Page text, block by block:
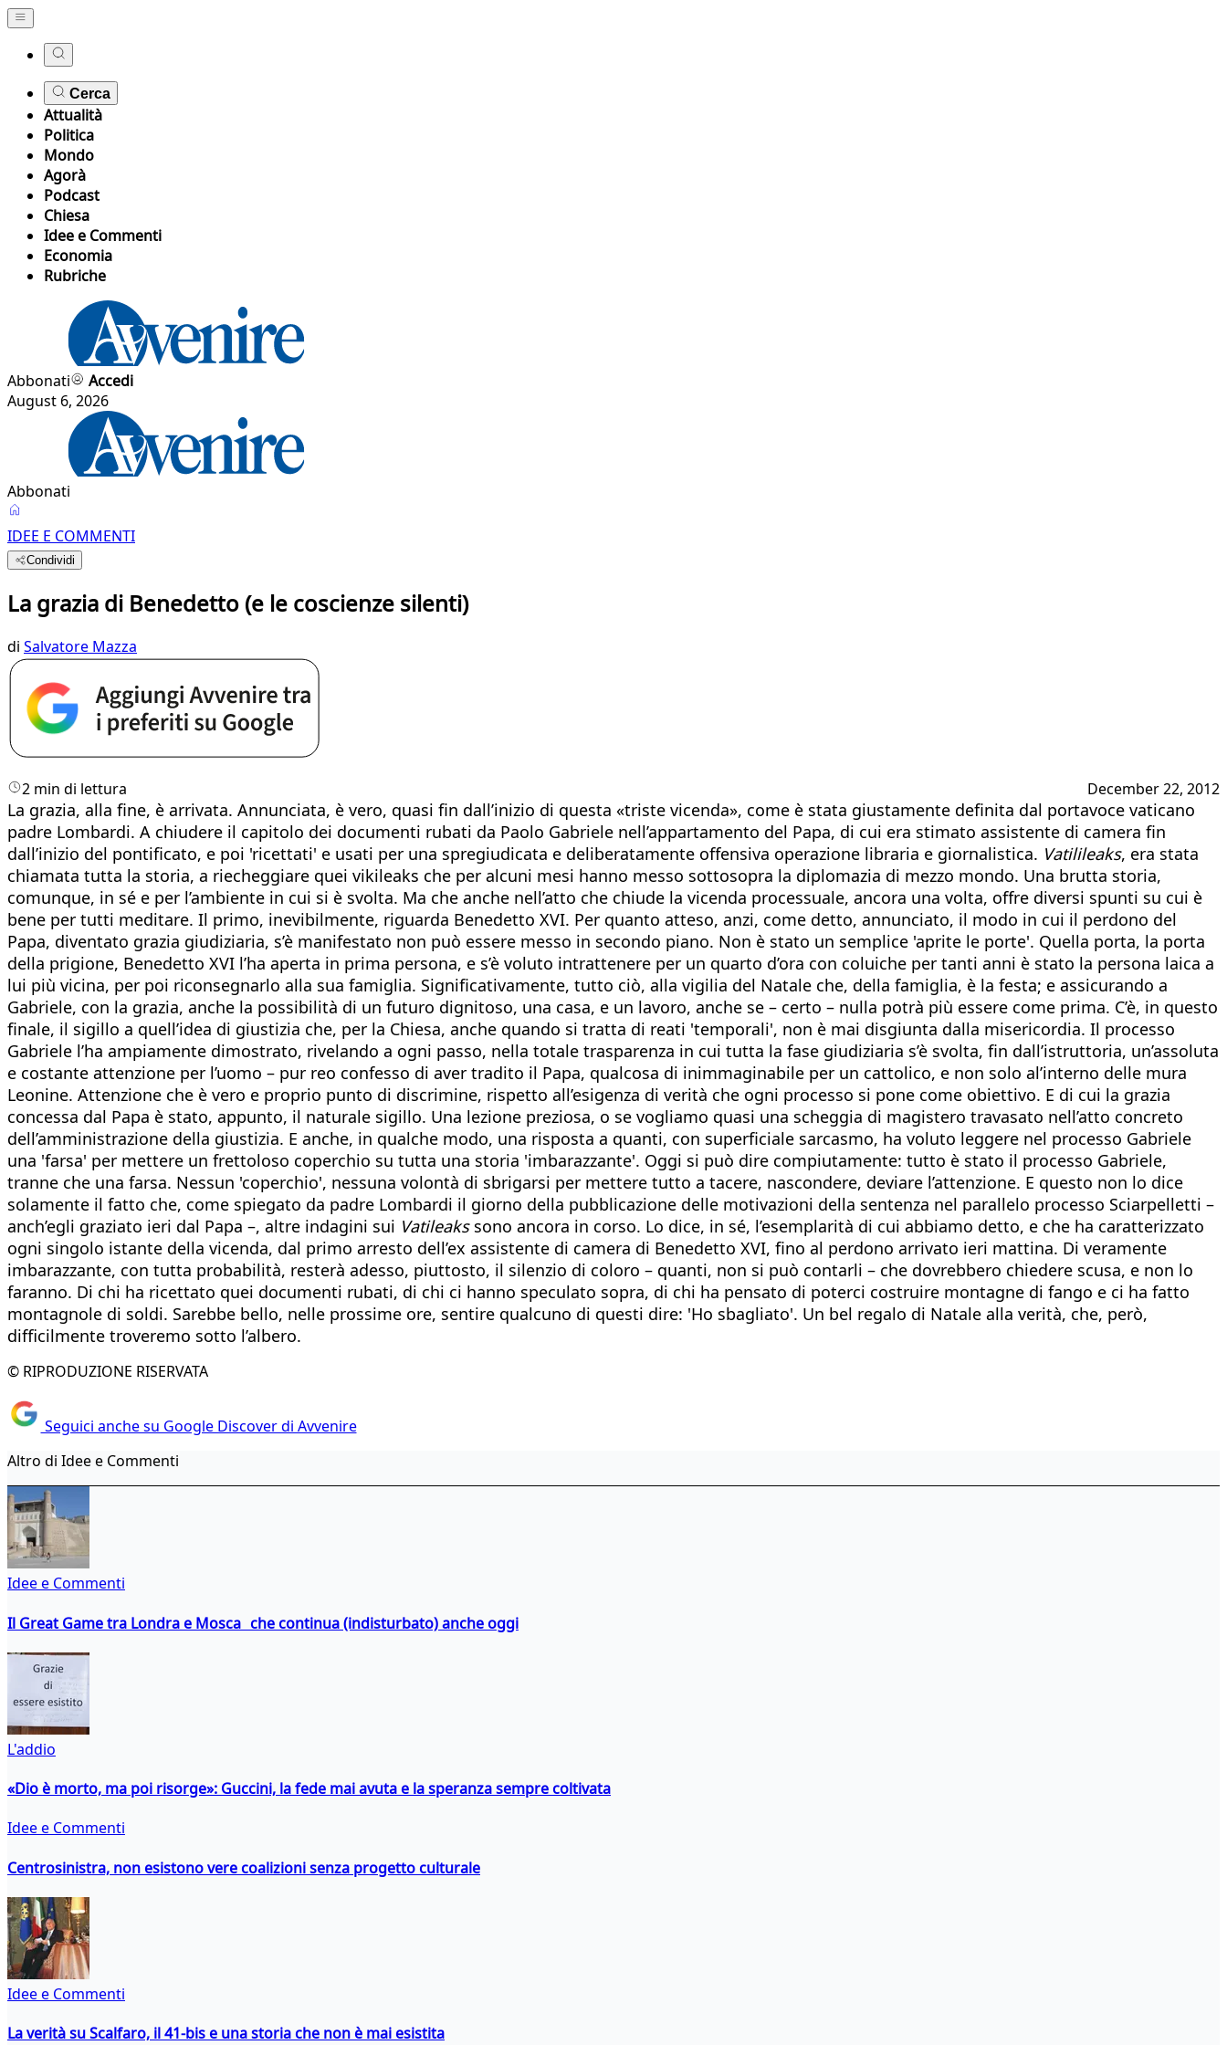
Cerca
Attualità
Politica
Mondo
Agorà
Podcast
Chiesa
Idee e Commenti
Economia
Rubriche
Abbonati
Accedi
August 6, 2026
Abbonati
IDEE E COMMENTI
Condividi
La grazia di Benedetto (e le coscienze silenti)
di Salvatore Mazza
2 min di lettura December 22, 2012
La grazia, alla fine, è arrivata. Annunciata, è vero, quasi fin dall’inizio di questa «triste vicenda», come è stata giustamente definita dal portavoce vaticano
padre Lombardi. A chiudere il capitolo dei documenti rubati da Paolo Gabriele nell’appartamento del Papa, di cui era stimato assistente di camera fin
dall’inizio del pontificato, e poi 'ricettati' e usati per una spregiudicata e deliberatamente offensiva operazione libraria e giornalistica. Vatilileaks, era stata
chiamata tutta la storia, a riecheggiare quei vikileaks che per alcuni mesi hanno messo sottosopra la diplomazia di mezzo mondo. Una brutta storia,
comunque, in sé e per l’ambiente in cui si è svolta. Ma che anche nell’atto che chiude la vicenda processuale, ancora una volta, offre diversi spunti su cui è
bene per tutti meditare. Il primo, inevibilmente, riguarda Benedetto XVI. Per quanto atteso, anzi, come detto, annunciato, il modo in cui il perdono del
Papa, diventato grazia giudiziaria, s’è manifestato non può essere messo in secondo piano. Non è stato un semplice 'aprite le porte'. Quella porta, la porta
della prigione, Benedetto XVI l’ha aperta in prima persona, e s’è voluto intrattenere per un quarto d’ora con coluiche per tanti anni è stato la persona laica a
lui più vicina, per poi riconsegnarlo alla sua famiglia. Significativamente, tutto ciò, alla vigilia del Natale che, della famiglia, è la festa; e assicurando a
Gabriele, con la grazia, anche la possibilità di un futuro dignitoso, una casa, e un lavoro, anche se – certo – nulla potrà più essere come prima. C’è, in questo
finale, il sigillo a quell’idea di giustizia che, per la Chiesa, anche quando si tratta di reati 'temporali', non è mai disgiunta dalla misericordia. Il processo
Gabriele l’ha ampiamente dimostrato, rivelando a ogni passo, nella totale trasparenza in cui tutta la fase giudiziaria s’è svolta, fin dall’istruttoria, un’assoluta
e costante attenzione per l’uomo – pur reo confesso di aver tradito il Papa, qualcosa di inimmaginabile per un cattolico, e non solo al’interno delle mura
Leonine. Attenzione che è vero e proprio punto di discrimine, rispetto all’esigenza di verità che ogni processo si pone come obiettivo. E di cui la grazia
concessa dal Papa è stato, appunto, il naturale sigillo. Una lezione preziosa, o se vogliamo quasi una scheggia di magistero travasato nell’atto concreto
dell’amministrazione della giustizia. E anche, in qualche modo, una risposta a quanti, con superficiale sarcasmo, ha voluto leggere nel processo Gabriele
una 'farsa' per mettere un frettoloso coperchio su tutta una storia 'imbarazzante'. Oggi si può dire compiutamente: tutto è stato il processo Gabriele,
tranne che una farsa. Nessun 'coperchio', nessuna volontà di sbrigarsi per mettere tutto a tacere, nascondere, deviare l’attenzione. E questo non lo dice
solamente il fatto che, come spiegato da padre Lombardi il giorno della pubblicazione delle motivazioni della sentenza nel parallelo processo Sciarpelletti –
anch’egli graziato ieri dal Papa –, altre indagini sui Vatileaks sono ancora in corso. Lo dice, in sé, l’esemplarità di cui abbiamo detto, e che ha caratterizzato
ogni singolo istante della vicenda, dal primo arresto dell’ex assistente di camera di Benedetto XVI, fino al perdono arrivato ieri mattina. Di veramente
imbarazzante, con tutta probabilità, resterà adesso, piuttosto, il silenzio di coloro – quanti, non si può contarli – che dovrebbero chiedere scusa, e non lo
faranno. Di chi ha ricettato quei documenti rubati, di chi ci hanno speculato sopra, di chi ha pensato di poterci costruire montagne di fango e ci ha fatto
montagnole di soldi. Sarebbe bello, nelle prossime ore, sentire qualcuno di questi dire: 'Ho sbagliato'. Un bel regalo di Natale alla verità, che, però,
difficilmente troveremo sotto l’albero.
© RIPRODUZIONE RISERVATA
Seguici anche su Google Discover di Avvenire
Altro di Idee e Commenti
Idee e Commenti
Il Great Game tra Londra e Mosca che continua (indisturbato) anche oggi
L'addio
«Dio è morto, ma poi risorge»: Guccini, la fede mai avuta e la speranza sempre coltivata
Idee e Commenti
Centrosinistra, non esistono vere coalizioni senza progetto culturale
Idee e Commenti
La verità su Scalfaro, il 41-bis e una storia che non è mai esistita